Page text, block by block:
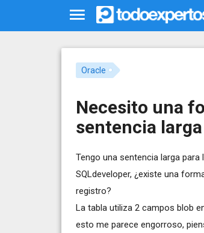
Oracle
Necesito una
sentencia
Tengo una sentencia larga
SQLdeveloper, ¿existe una
registro?
La tabla utiliza 2 campos blob
esto me parece engorroso,